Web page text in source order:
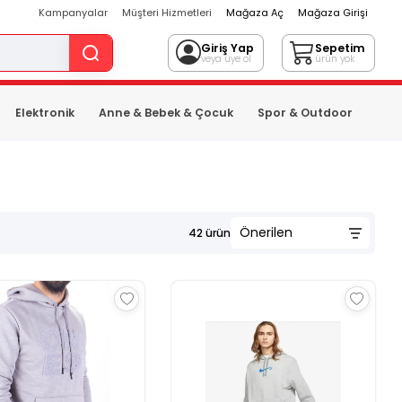
Kampanyalar Müşteri Hizmetleri Mağaza Aç Mağaza Girişi
Giriş Yap
veya üye ol
Sepetim
ürün yok
Elektronik Anne & Bebek & Çocuk Spor & Outdoor
42ürün